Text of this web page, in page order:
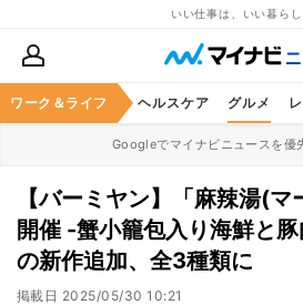
いい仕事は、いい暮らし
ワーク＆ライフ
マネー 暮らし ヘルスケア グルメ
Googleでマイナビニュースを優
【バーミヤン】「麻辣湯(マ
開催 -蟹小籠包入り海鮮と
の新作追加、全3種類に
掲載日 2025/05/30 10:21